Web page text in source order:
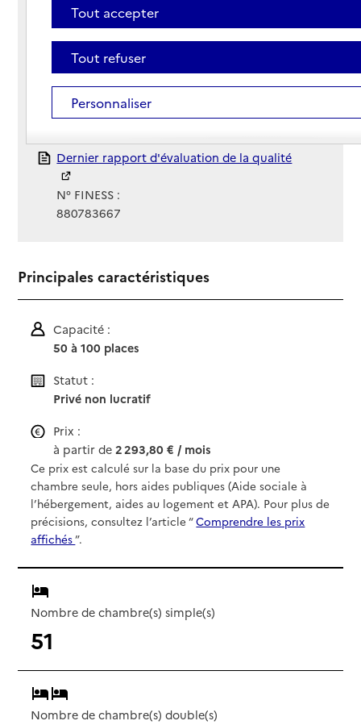
88600 - Bruyères
Voir itinéraire
Téléphone :
03 29 50 52 51
Contact
Contact
Site Internet
Site internet non renseigné
Gestionnaire :
Rapport HAS
Dernier rapport d'évaluation de la qualité
N° FINESS :
880783667
Principales caractéristiques
Capacité :
50 à 100 places
Statut :
Privé non lucratif
Prix :
à partir de2 293,80 € / mois
Ce prix est calculé sur la base du prix pour une
chambre seule, hors aides publiques (Aide sociale à
l’hébergement, aides au logement et APA). Pour plus de
précisions, consultez l’article “Comprendre les prix
affichés”.
Nombre de chambre(s) simple(s)
51
Nombre de chambre(s) double(s)
Tout accepter
Tout refuser
Personnaliser